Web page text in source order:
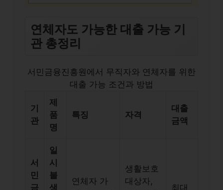
연체자도 가능한 대출 가능 기
관 총정리
서민금융진흥원에서 무직자와 연체자를 위한
대출 가능 조건과 방법
기
관
제
품
명
특징 자격
대출
금액
서
민
금
일
시
불
생
연체자 가
생활보호
대상자,
최대